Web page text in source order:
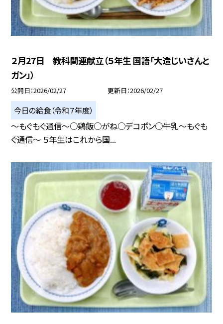
２月27日 教科関連献立（５年生 国語「大造じいさんと
ガン」）
公開日 2026/02/27 更新日 2026/02/27
今日の給食（令和７年度）
～もぐもぐ通信～○鶏飯○がね○デコポン○牛乳～もぐも
ぐ通信～ ５年生はこれから国...